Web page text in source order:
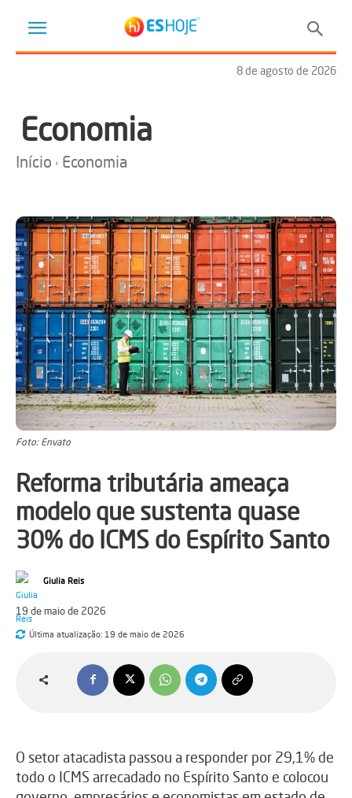
8 de agosto de 2026
Economia
Início Economia
Foto: Envato
Reforma tributária ameaça
modelo que sustenta quase
30% do ICMS do Espírito Santo
Giulia Reis
19 de maio de 2026
Última atualização: 19 de maio de 2026
O setor atacadista passou a responder por 29,1% de
todo o ICMS arrecadado no Espírito Santo e colocou